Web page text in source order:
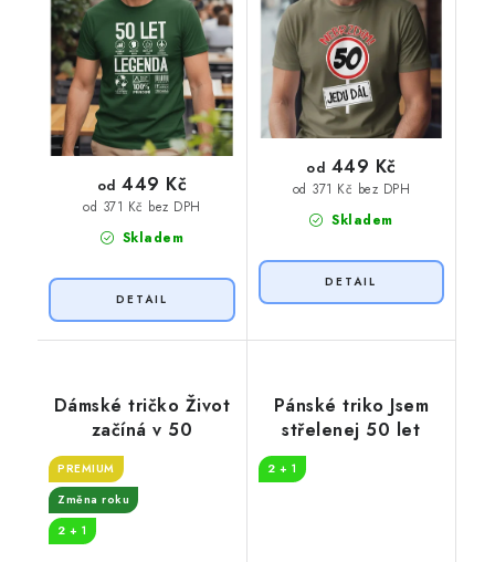
Skladem
od 371 Kč bez DPH
od 449 Kč
Skladem
od 371 Kč bez DPH
od 449 Kč
Dámské tričko Život
začíná v 50
PREMIUM
Změna roku
2 + 1
Pánské triko Jsem
střelenej 50 let
2 + 1